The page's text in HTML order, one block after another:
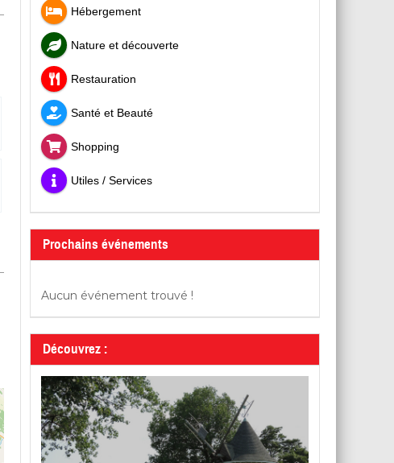
Hébergement
Nature et découverte
Restauration
Santé et Beauté
Shopping
Utiles / Services
Prochains événements
Aucun événement trouvé !
Découvrez :